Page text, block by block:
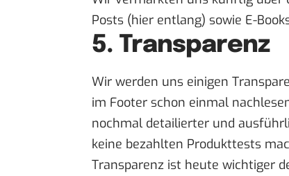
Posts (hier entlang) sowie E-
5. Transparenz
Wir werden uns einigen
im Footer schon einmal
nochmal detailierter und
keine bezahlten Produkttests
Transparenz ist heute wichtiger